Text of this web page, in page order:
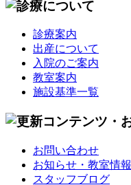
診療案内
出産について
入院のご案内
教室案内
施設基準一覧
お問い合わせ
お知らせ・教室情報
スタッフブログ